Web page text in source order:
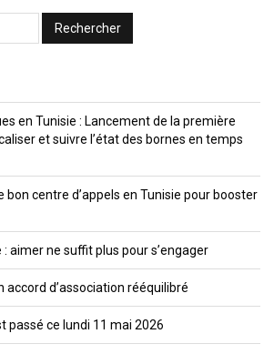
en Tunisie : Lancement de la première
et suivre l’état des bornes en temps
bon centre d’appels en Tunisie pour booster
: aimer ne suffit plus pour s’engager
accord d’association rééquilibré
passé ce lundi 11 mai 2026